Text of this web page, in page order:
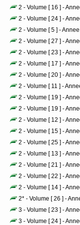
2 - Volume [ 16 ] -
2 - Volume [ 24 ] -
2 - Volume [ 5 ] -
2 - Volume [ 27 ] -
2 - Volume [ 23 ] -
2 - Volume [ 17 ] -
2 - Volume [ 20 ] -
2 - Volume [ 11 ] -
2 - Volume [ 19 ] -
2 - Volume [ 19 ] -
2 - Volume [ 12 ] -
2 - Volume [ 15 ] -
2 - Volume [ 25 ] -
2 - Volume [ 13 ] -
2 - Volume [ 21 ] -
2 - Volume [ 22 ] -
2 - Volume [ 14 ] -
2* - Volume [ 26 ] -
3 - Volume [ 23 ] -
3 - Volume [ 24 ] -